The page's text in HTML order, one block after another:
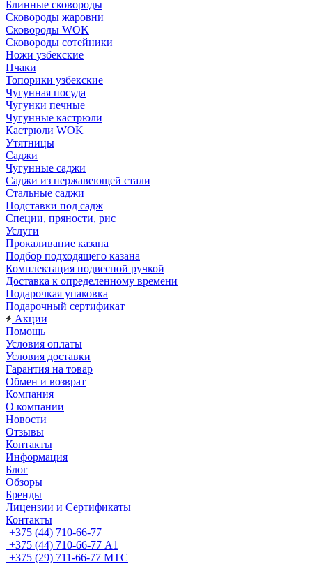
Блинные сковороды
Сковороды жаровни
Сковороды WOK
Сковороды сотейники
Ножи узбекские
Пчаки
Топорики узбекские
Чугунная посуда
Чугунки печные
Чугунные кастрюли
Кастрюли WOK
Утятницы
Саджи
Чугунные саджи
Саджи из нержавеющей стали
Стальные саджи
Подставки под садж
Специи, пряности, рис
Услуги
Прокаливание казана
Подбор подходящего казана
Комплектация подвесной ручкой
Доставка к определенному времени
Подарочкая упаковка
Подарочный сертификат
Акции
Помощь
Условия оплаты
Условия доставки
Гарантия на товар
Обмен и возврат
Компания
О компании
Новости
Отзывы
Контакты
Информация
Блог
Обзоры
Бренды
Лицензии и Сертификаты
Контакты
+375 (44) 710-66-77
+375 (44) 710-66-77 А1
+375 (29) 711-66-77 МТС